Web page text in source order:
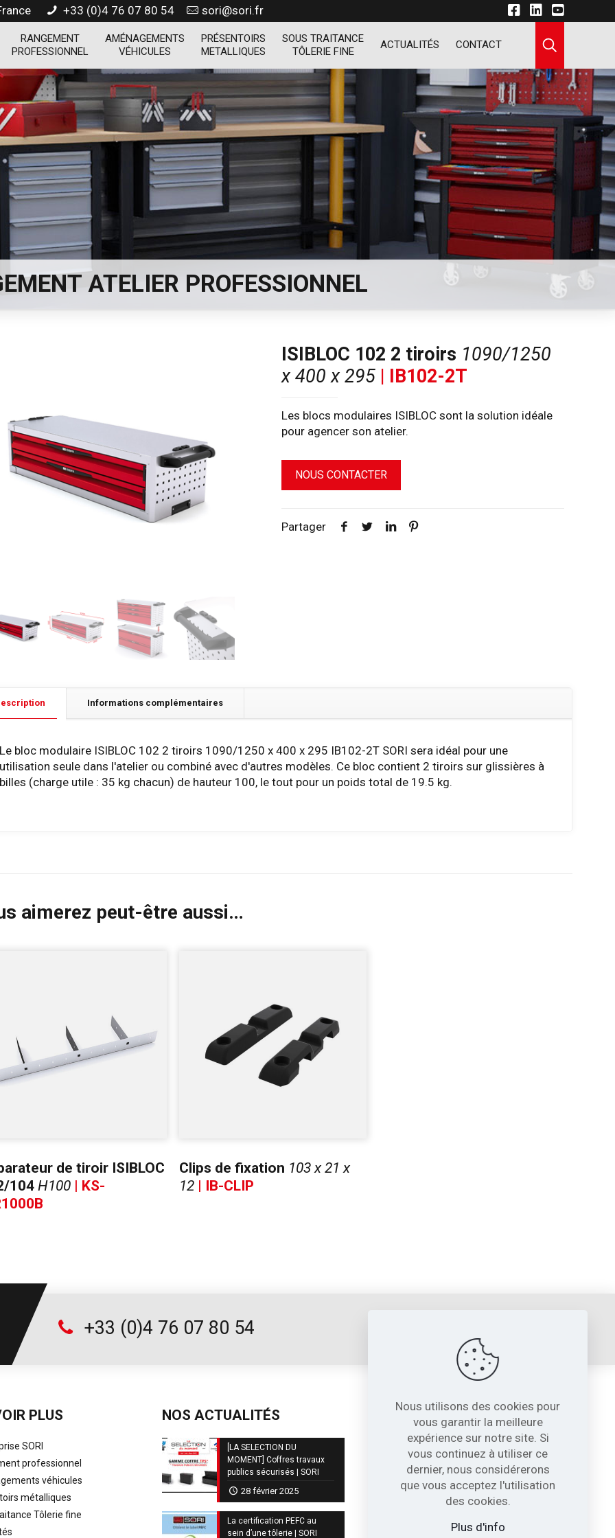
+33 (0)4 76 07 80 54 sori@sori.fr
RANGEMENT
PROFESSIONNEL
AMÉNAGEMENTS
VÉHICULES
PRÉSENTOIRS
METALLIQUES
SOUS TRAITANCE
TÔLERIE FINE
ACTUALITÉS CONTACT
ATELIER PROFESSIONNEL
ISIBLOC 102 2 tiroirs 1090/1250
x 400 x 295| IB102-2T
Les blocs modulaires ISIBLOC sont la solution idéale
pour agencer son atelier.
NOUS CONTACTER
Partager
Informations complémentaires
Le bloc modulaire ISIBLOC 102 2 tiroirs 1090/1250 x 400 x 295 IB102-2T SORI sera idéal pour une
utilisation seule dans l'atelier ou combiné avec d'autres modèles. Ce bloc contient 2 tiroirs sur glissières à
billes (charge utile : 35 kg chacun) de hauteur 100, le tout pour un poids total de 19.5 kg.
aimerez peut-être aussi…
de tiroir ISIBLOC
104 H100| KS-
Clips de fixation 103 x 21 x
12| IB-CLIP
+33 (0)4 76 07 80 54
PLUS
SORI
professionnel
véhicules
métalliques
Tôlerie fine
NOS ACTUALITÉS
[LA SELECTION DU
MOMENT] Coffres travaux
publics sécurisés | SORI
28 février 2025
La certification PEFC au
sein d’une tôlerie | SORI
NOS COORDONNÉES
717, Avenue de St Quentin
Contre Allée Z.I.
38210 - Tullins France
04 76 07 80 54
Nous utilisons des cookies pour
vous garantir la meilleure
expérience sur notre site. Si
vous continuez à utiliser ce
dernier, nous considérerons
que vous acceptez l'utilisation
des cookies.
Plus d'info